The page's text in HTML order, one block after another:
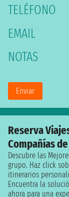
TELÉFONO
EMAIL
NOTAS
Enviar
Reserva
Compañías
Descubre las
grupo. Haz click
itinerarios
Encuentra la
ahora para una